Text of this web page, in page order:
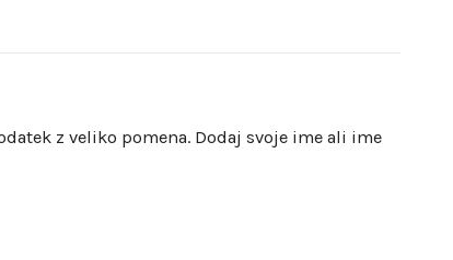
z veliko pomena. Dodaj svoje ime ali ime